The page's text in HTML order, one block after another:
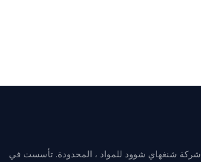
شركة شنغهاي شوود للمواد ، المحدودة. تأسست في